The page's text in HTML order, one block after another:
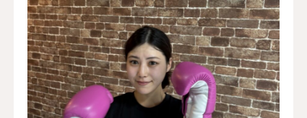
CONCEPT
MENU
ACCESS